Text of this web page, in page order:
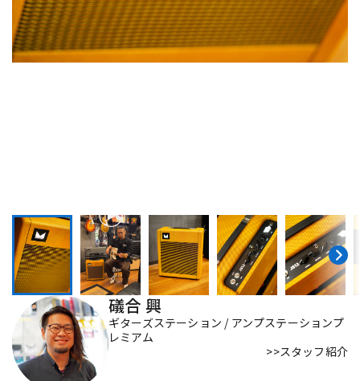
DJ機器 DTM
礒合 興
ギターズステーション / アンプステーションプ
レミアム
>>スタッフ紹介